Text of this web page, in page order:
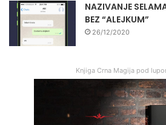
NAZIVANJE
BEZ “ALEJKUM”
26/12/2020
Knjiga Crna Magija pod